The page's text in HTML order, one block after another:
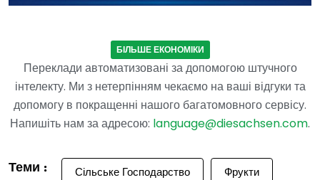
БІЛЬШЕ ЕКОНОМІКИ
Переклади автоматизовані за допомогою штучного
інтелекту. Ми з нетерпінням чекаємо на ваші відгуки та
допомогу в покращенні нашого багатомовного сервісу.
Напишіть нам за адресою: language@diesachsen.com.
Теми : Сільське Господарство Фрукти